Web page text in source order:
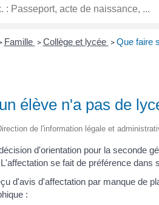
Famille > Collège et lycée > Que faire
élève n'a pas de
de l'information légale et
d'orientation pour la seconde
se fait de préférence dans
d'avis d'affectation par manque de
: